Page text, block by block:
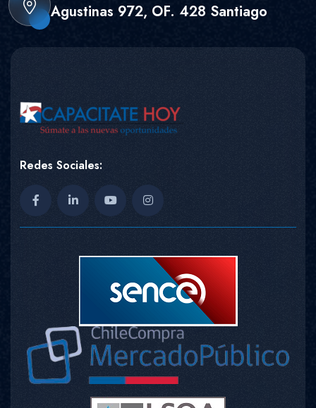
Agustinas 972, OF. 428 Santiago
Redes Sociales: